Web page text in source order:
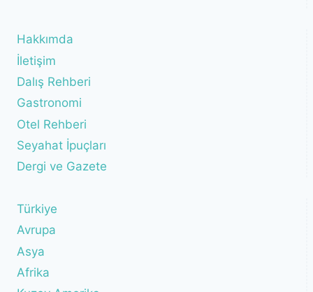
Hakkımda
İletişim
Dalış Rehberi
Gastronomi
Otel Rehberi
Seyahat İpuçları
Dergi ve Gazete
Türkiye
Avrupa
Asya
Afrika